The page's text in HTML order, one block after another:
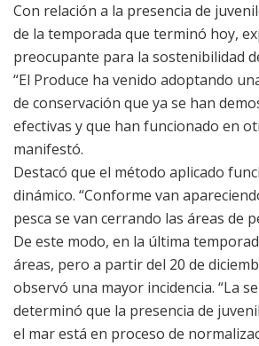
Con relación a la presencia de
de la temporada que terminó hoy,
preocupante para la sostenibilidad
“El Produce ha venido adoptando
de conservación que ya se han
efectivas y que han funcionado en
manifestó.
Destacó que el método aplicado
dinámico. “Conforme van
pesca se van cerrando las áreas de
De este modo, en la última
áreas, pero a partir del 20 de
observó una mayor incidencia. “La
determinó que la presencia de
el mar está en proceso de